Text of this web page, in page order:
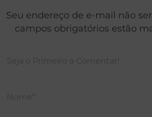
Seu endereço de e-mail não
campos obrigatórios estão